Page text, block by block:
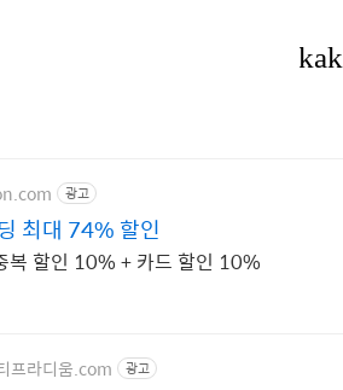
광고
최대 74% 할인
복 할인 10% + 카드 할인 10%
프라디움.com 광고